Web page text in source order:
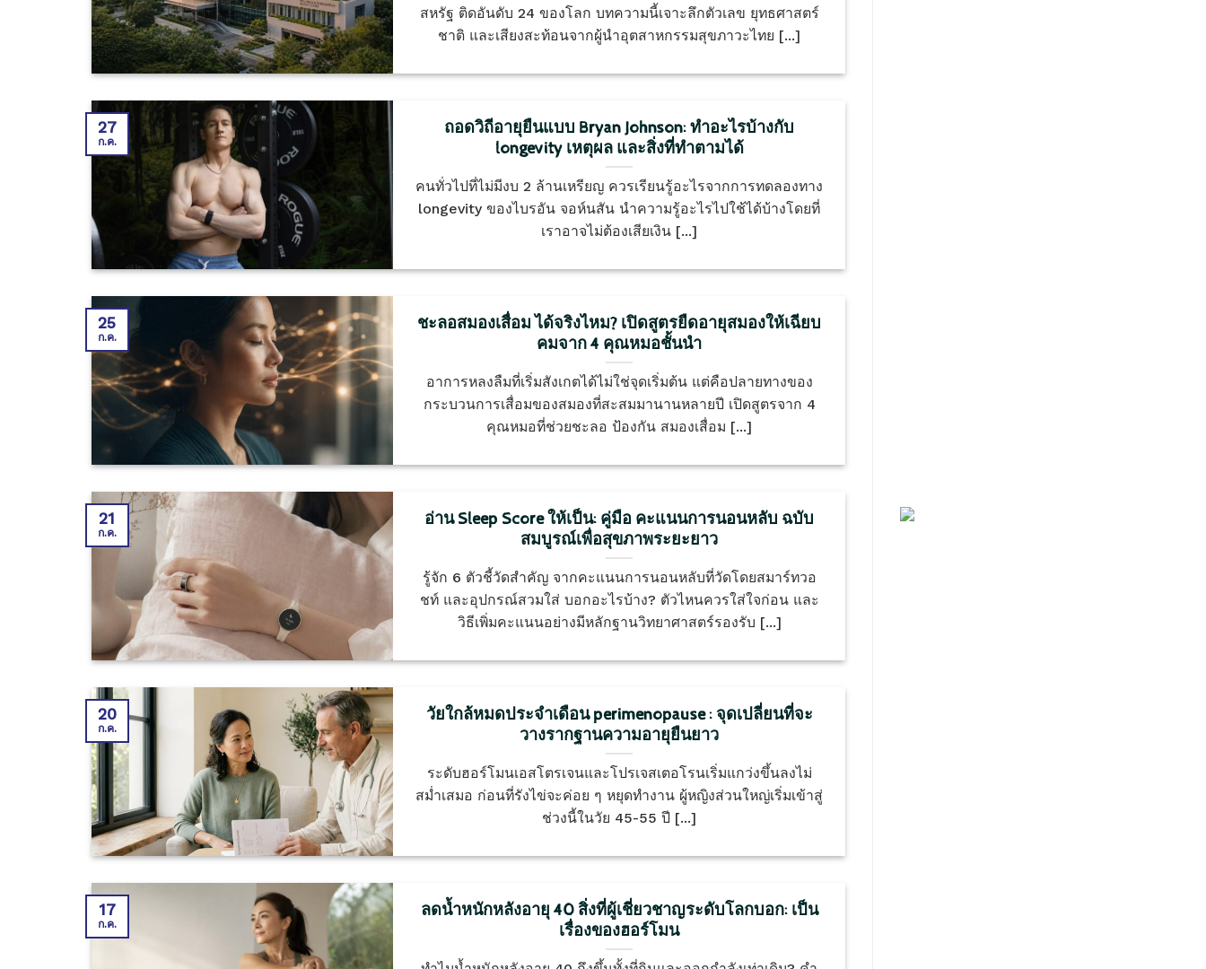
สหรัฐ ติดอันดับ 24 ของโลก บทความนี้เจาะลึกตัวเลข ยุทธศาสตร์
ชาติ และเสียงสะท้อนจากผู้นำอุตสาหกรรมสุขภาวะไทย [...]
ถอดวิถีอายุยืนแบบ Bryan Johnson: ทำอะไรบ้างกับ
longevity เหตุผล และสิ่งที่ทำตามได้
คนทั่วไปที่ไม่มีงบ 2 ล้านเหรียญ ควรเรียนรู้อะไรจากการทดลองทาง
longevity ของไบรอัน จอห์นสัน นำความรู้อะไรไปใช้ได้บ้างโดยที่
เราอาจไม่ต้องเสียเงิน [...]
27
ก.ค.
ชะลอสมองเสื่อม ได้จริงไหม? เปิดสูตรยืดอายุสมองให้เฉียบ
คมจาก 4 คุณหมอชั้นนำ
อาการหลงลืมที่เริ่มสังเกตได้ไม่ใช่จุดเริ่มต้น แต่คือปลายทางของ
กระบวนการเสื่อมของสมองที่สะสมมานานหลายปี เปิดสูตรจาก 4
คุณหมอที่ช่วยชะลอ ป้องกัน สมองเสื่อม [...]
25
ก.ค.
อ่าน Sleep Score ให้เป็น: คู่มือ คะแนนการนอนหลับ ฉบับ
สมบูรณ์เพื่อสุขภาพระยะยาว
รู้จัก 6 ตัวชี้วัดสำคัญ จากคะแนนการนอนหลับที่วัดโดยสมาร์ทวอ
ชท์ และอุปกรณ์สวมใส่ บอกอะไรบ้าง? ตัวไหนควรใส่ใจก่อน และ
วิธีเพิ่มคะแนนอย่างมีหลักฐานวิทยาศาสตร์รองรับ [...]
21
ก.ค.
วัยใกล้หมดประจำเดือน perimenopause : จุดเปลี่ยนที่จะ
วางรากฐานความอายุยืนยาว
ระดับฮอร์โมนเอสโตรเจนและโปรเจสเตอโรนเริ่มแกว่งขึ้นลงไม่
สม่ำเสมอ ก่อนที่รังไข่จะค่อย ๆ หยุดทำงาน ผู้หญิงส่วนใหญ่เริ่มเข้าสู่
ช่วงนี้ในวัย 45-55 ปี [...]
20
ก.ค.
ลดน้ำหนักหลังอายุ 40 สิ่งที่ผู้เชี่ยวชาญระดับโลกบอก: เป็น
เรื่องของฮอร์โมน
17
ก.ค.